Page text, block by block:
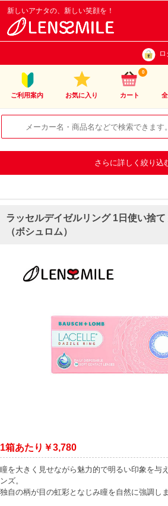
新しいアナタの、新しい笑顔を！
ご利用案内 お気に入り カート
0
さらに詳しく絞り込
ラッセルデイゼルリング 1日使い捨
（ボシュロム）
1箱あたり￥3,780
瞳を大きく見せながら魅力的で明るい印象を与
ンズ。
独自の柄が目の虹彩となじみ瞳を自然に強調し